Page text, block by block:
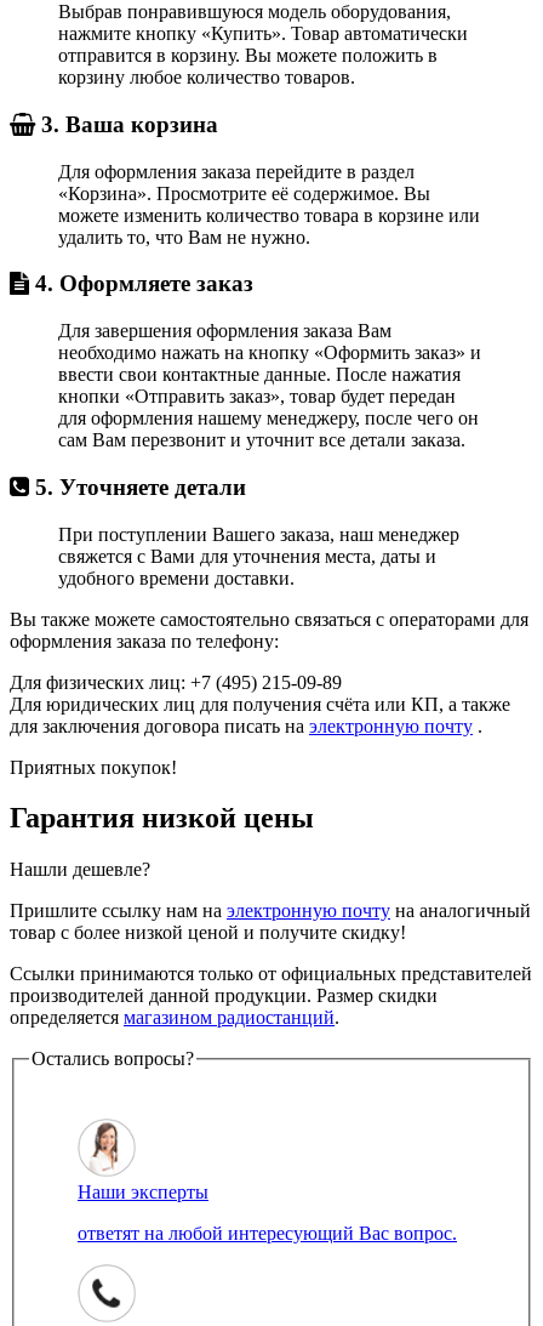
Выбрав понравившуюся модель оборудования,
нажмите кнопку «Купить». Товар автоматически
отправится в корзину. Вы можете положить в
корзину любое количество товаров.
3. Ваша корзина
Для оформления заказа перейдите в раздел
«Корзина». Просмотрите её содержимое. Вы
можете изменить количество товара в корзине или
удалить то, что Вам не нужно.
4. Оформляете заказ
Для завершения оформления заказа Вам
необходимо нажать на кнопку «Оформить заказ» и
ввести свои контактные данные. После нажатия
кнопки «Отправить заказ», товар будет передан
для оформления нашему менеджеру, после чего он
сам Вам перезвонит и уточнит все детали заказа.
5. Уточняете детали
При поступлении Вашего заказа, наш менеджер
свяжется с Вами для уточнения места, даты и
удобного времени доставки.
Вы также можете самостоятельно связаться с операторами для
оформления заказа по телефону:
Для физических лиц: +7 (495) 215-09-89
Для юридических лиц для получения счёта или КП, а также
для заключения договора писать на электронную почту .
Приятных покупок!
Гарантия низкой цены
Нашли дешевле?
Пришлите ссылку нам на электронную почту на аналогичный
товар с более низкой ценой и получите скидку!
Ссылки принимаются только от официальных представителей
производителей данной продукции. Размер скидки
определяется магазином радиостанций.
Остались вопросы?
Наши эксперты
ответят на любой интересующий Вас вопрос.